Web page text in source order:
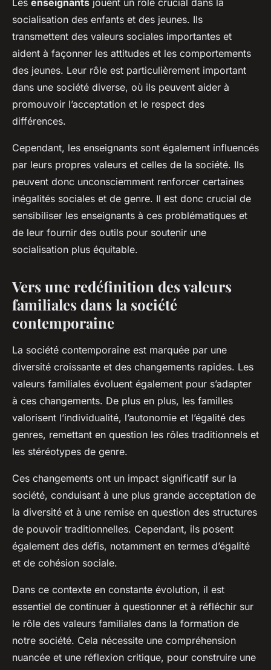
Les enseignants jouent un rôle crucial dans la
socialisation des enfants et des jeunes. Ils
transmettent des valeurs sociales importantes et
aident à façonner les attitudes et les comportements
des jeunes. Leur rôle est particulièrement important
dans une société diverse, où ils peuvent aider à
promouvoir l’acceptation et le respect des
différences.
Cependant, les enseignants sont également influencés
par leurs propres valeurs et celles de la société. Ils
peuvent donc unconsciemment renforcer certaines
inégalités sociales et de genre. Il est donc crucial de
sensibiliser les enseignants à ces problématiques et
de leur fournir des outils pour soutenir une
socialisation plus équitable.
Vers une redéfinition des valeurs
familiales dans la société
contemporaine
La société contemporaine est marquée par une
diversité croissante et des changements rapides. Les
valeurs familiales évoluent également pour s’adapter
à ces changements. De plus en plus, les familles
valorisent l’individualité, l’autonomie et l’égalité des
genres, remettant en question les rôles traditionnels et
les stéréotypes de genre.
Ces changements ont un impact significatif sur la
société, conduisant à une plus grande acceptation de
la diversité et à une remise en question des structures
de pouvoir traditionnelles. Cependant, ils posent
également des défis, notamment en termes d’égalité
et de cohésion sociale.
Dans ce contexte en constante évolution, il est
essentiel de continuer à questionner et à réfléchir sur
le rôle des valeurs familiales dans la formation de
notre société. Cela nécessite une compréhension
nuancée et une réflexion critique, pour construire une